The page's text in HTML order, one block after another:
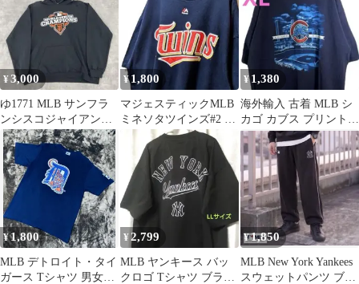
¥3,000
ゆ1771 MLB サンフラ
ンシスコジャイアンツ
パーカー ブラック 古着
XL
¥ 1,800
マジェスティックMLB
ミネソタツインズ#2 T
シャツネイビー紺色XL
¥ 1,380
海外輸入 古着 MLB シ
カゴ カブス プリント T
シャツ
¥1,800
MLB デトロイト・タイ
ガース Tシャツ 男女兼
¥2,799
MLB ヤンキース バッ
クロゴ Tシャツ ブラッ
¥1,850
MLB New York Yankees
スウェットパンツ ブラ